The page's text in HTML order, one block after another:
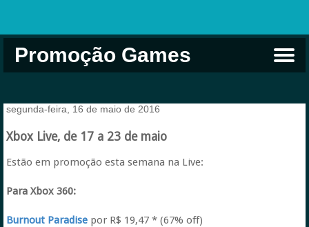
Promoção Games
segunda-feira, 16 de maio de 2016
Xbox Live, de 17 a 23 de maio
Estão em promoção esta semana na Live:
Para Xbox 360:
Burnout Paradisepor R$ 19,47 * (67% off)